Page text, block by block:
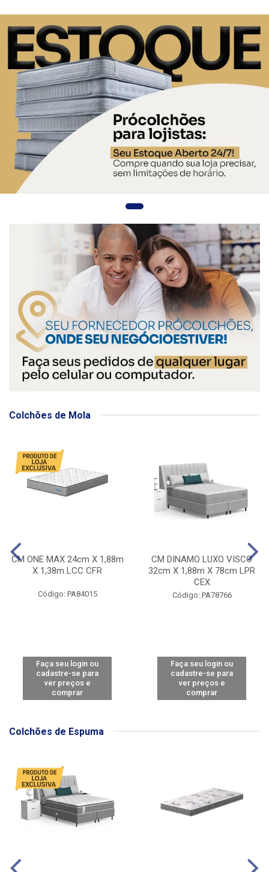
Colchões de Mola
CM ONE MAX 24cm X 1,88m
X 1,38m LCC CFR
Código: PA84015
Faça seu login ou
cadastre-se para
ver preços e
comprar
CM DINAMO LUXO VISCO
32cm X 1,88m X 78cm LPR
CEX
Código: PA78766
Faça seu login ou
cadastre-se para
ver preços e
comprar
Colchões de Espuma